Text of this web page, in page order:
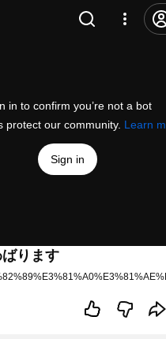
in to confirm you’re not a bot
protect our community. Learn
Sign in
ります